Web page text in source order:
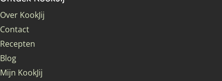
Over KookJij
Contact
Recepten
Blog
Mijn KookJij